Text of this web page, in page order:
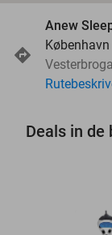
Anew
København
Deals in de